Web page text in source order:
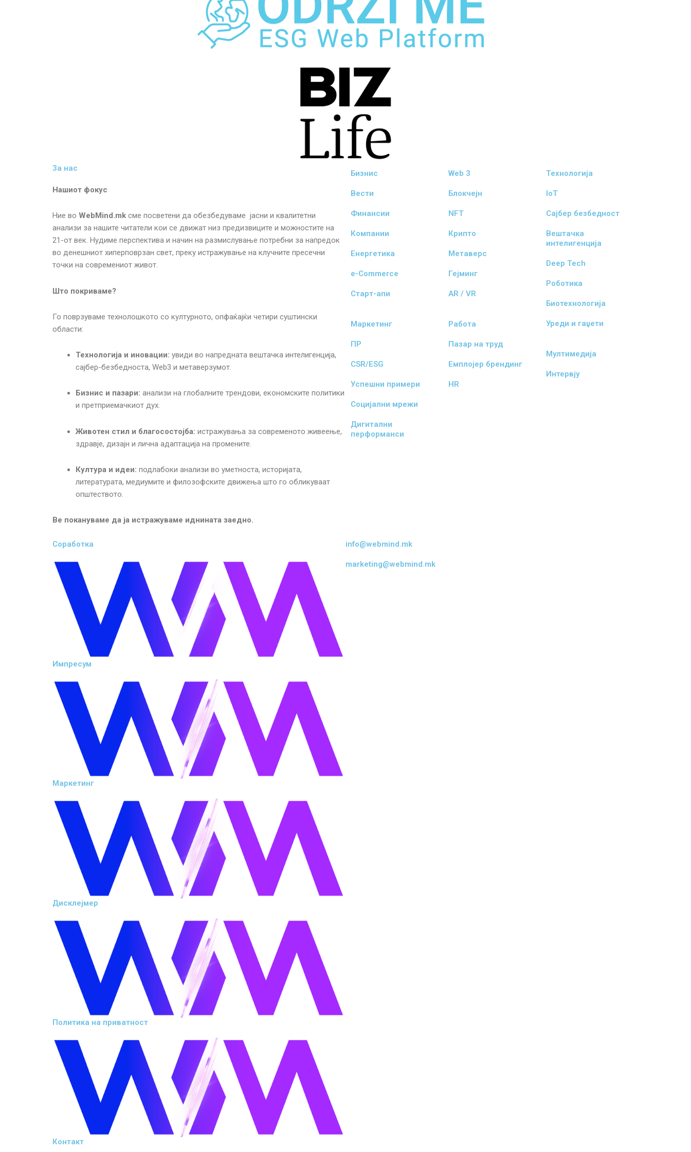
За нас
Нашиот фокус
Ние во WebMind.mk сме посветени да обезбедуваме јасни и квалитетни
анализи за нашите читатели кои се движат низ предизвиците и можностите на
21-от век. Нудиме перспектива и начин на размислување потребни за напредок
во денешниот хиперповрзан свет, преку истражување на клучните пресечни
точки на современиот живот.
Што покриваме?
Го поврзуваме технолошкото со културното, опфаќајќи четири суштински
области:
Технологија и иновации: увиди во напредната вештачка интелигенција,
сајбер-безбедноста, Web3 и метаверзумот.
Бизнис и пазари: анализи на глобалните трендови, економските политики
и претприемачкиот дух.
Животен стил и благосостојба: истражувања за современото живеење,
здравје, дизајн и лична адаптација на промените.
Култура и идеи: подлабоки анализи во уметноста, историјата,
литературата, медиумите и филозофските движења што го обликуваат
општеството.
Ве покануваме да ја истражуваме иднината заедно.
Бизнис
Вести
Финансии
Компании
Енергетика
e-Commerce
Старт-апи
Маркетинг
ПР
CSR/ESG
Успешни примери
Социјални мрежи
Дигитални
перформанси
Web 3
Блокчејн
NFT
Крипто
Метаверс
Гејминг
AR / VR
Работа
Пазар на труд
Емплојер брендинг
HR
Технологија
IoT
Сајбер безбедност
Вештачка
интелигенција
Deep Tech
Роботика
Биотехнологија
Уреди и гаџети
Мултимедија
Интервју
Соработка
Импресум
Маркетинг
Дисклејмер
Политика на приватност
Контакт
info@webmind.mk
marketing@webmind.mk